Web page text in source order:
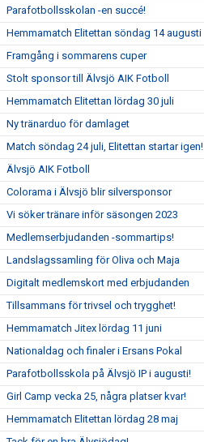
Parafotbollsskolan -en succé!
Hemmamatch Elitettan söndag 14 augusti
Framgång i sommarens cuper
Stolt sponsor till Älvsjö AIK Fotboll
Hemmamatch Elitettan lördag 30 juli
Ny tränarduo för damlaget
Match söndag 24 juli, Elitettan startar igen!
Älvsjö AIK Fotboll
Colorama i Älvsjö blir silversponsor
Vi söker tränare inför säsongen 2023
Medlemserbjudanden -sommartips!
Landslagssamling för Oliva och Maja
Digitalt medlemskort med erbjudanden
Tillsammans för trivsel och trygghet!
Hemmamatch Jitex lördag 11 juni
Nationaldag och finaler i Ersans Pokal
Parafotbollsskola på Älvsjö IP i augusti!
Girl Camp vecka 25, några platser kvar!
Hemmamatch Elitettan lördag 28 maj